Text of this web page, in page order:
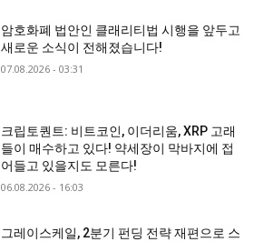
암호화폐 법안인 클래리티법 시행을 앞두고
새로운 소식이 전해졌습니다!
07.08.2026 - 03:31
크립토퀀트: 비트코인, 이더리움, XRP 고래
들이 매수하고 있다! 약세장이 막바지에 접
어들고 있을지도 모른다!
06.08.2026 - 16:03
그레이스케일, 2분기 펀딩 전략 재편으로 스